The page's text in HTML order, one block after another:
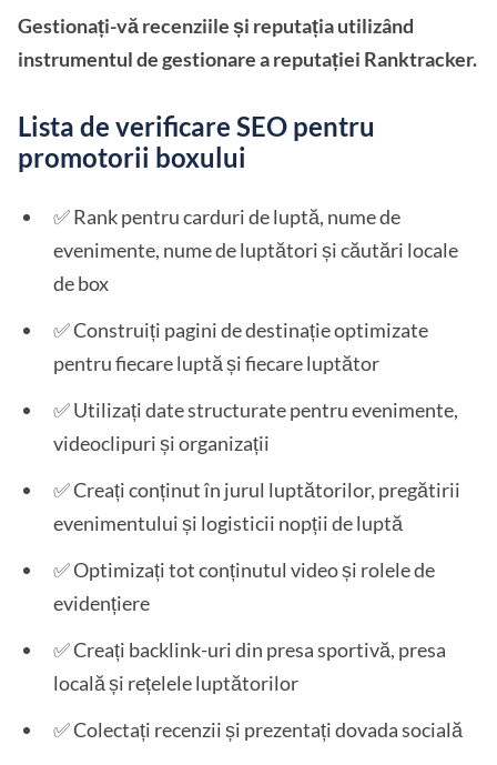
Gestionați-vă recenziile și reputația utilizând
instrumentul de gestionare a reputației Ranktracker.
Lista de verificare SEO pentru
promotorii boxului
✅ Rank pentru carduri de luptă, nume de
evenimente, nume de luptători și căutări locale
de box
✅ Construiți pagini de destinație optimizate
pentru fiecare luptă și fiecare luptător
✅ Utilizați date structurate pentru evenimente,
videoclipuri și organizații
✅ Creați conținut în jurul luptătorilor, pregătirii
evenimentului și logisticii nopții de luptă
✅ Optimizați tot conținutul video și rolele de
evidențiere
✅ Creați backlink-uri din presa sportivă, presa
locală și rețelele luptătorilor
✅ Colectați recenzii și prezentați dovada socială